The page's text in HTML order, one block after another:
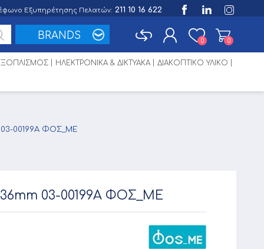
Εξυπηρέτησης Πελατών: 211 10 16 622
BRANDS 0 0
ΗΛΕΚΤΡΟΝΙΚΑ & ΔΙΚΤΥΑΚΑ ΔΙΑΚΟΠΤΙΚΟ ΥΛΙΚΟ
00199A ΦΟΣ_ΜΕ
03-00199A ΦΟΣ_ΜΕ